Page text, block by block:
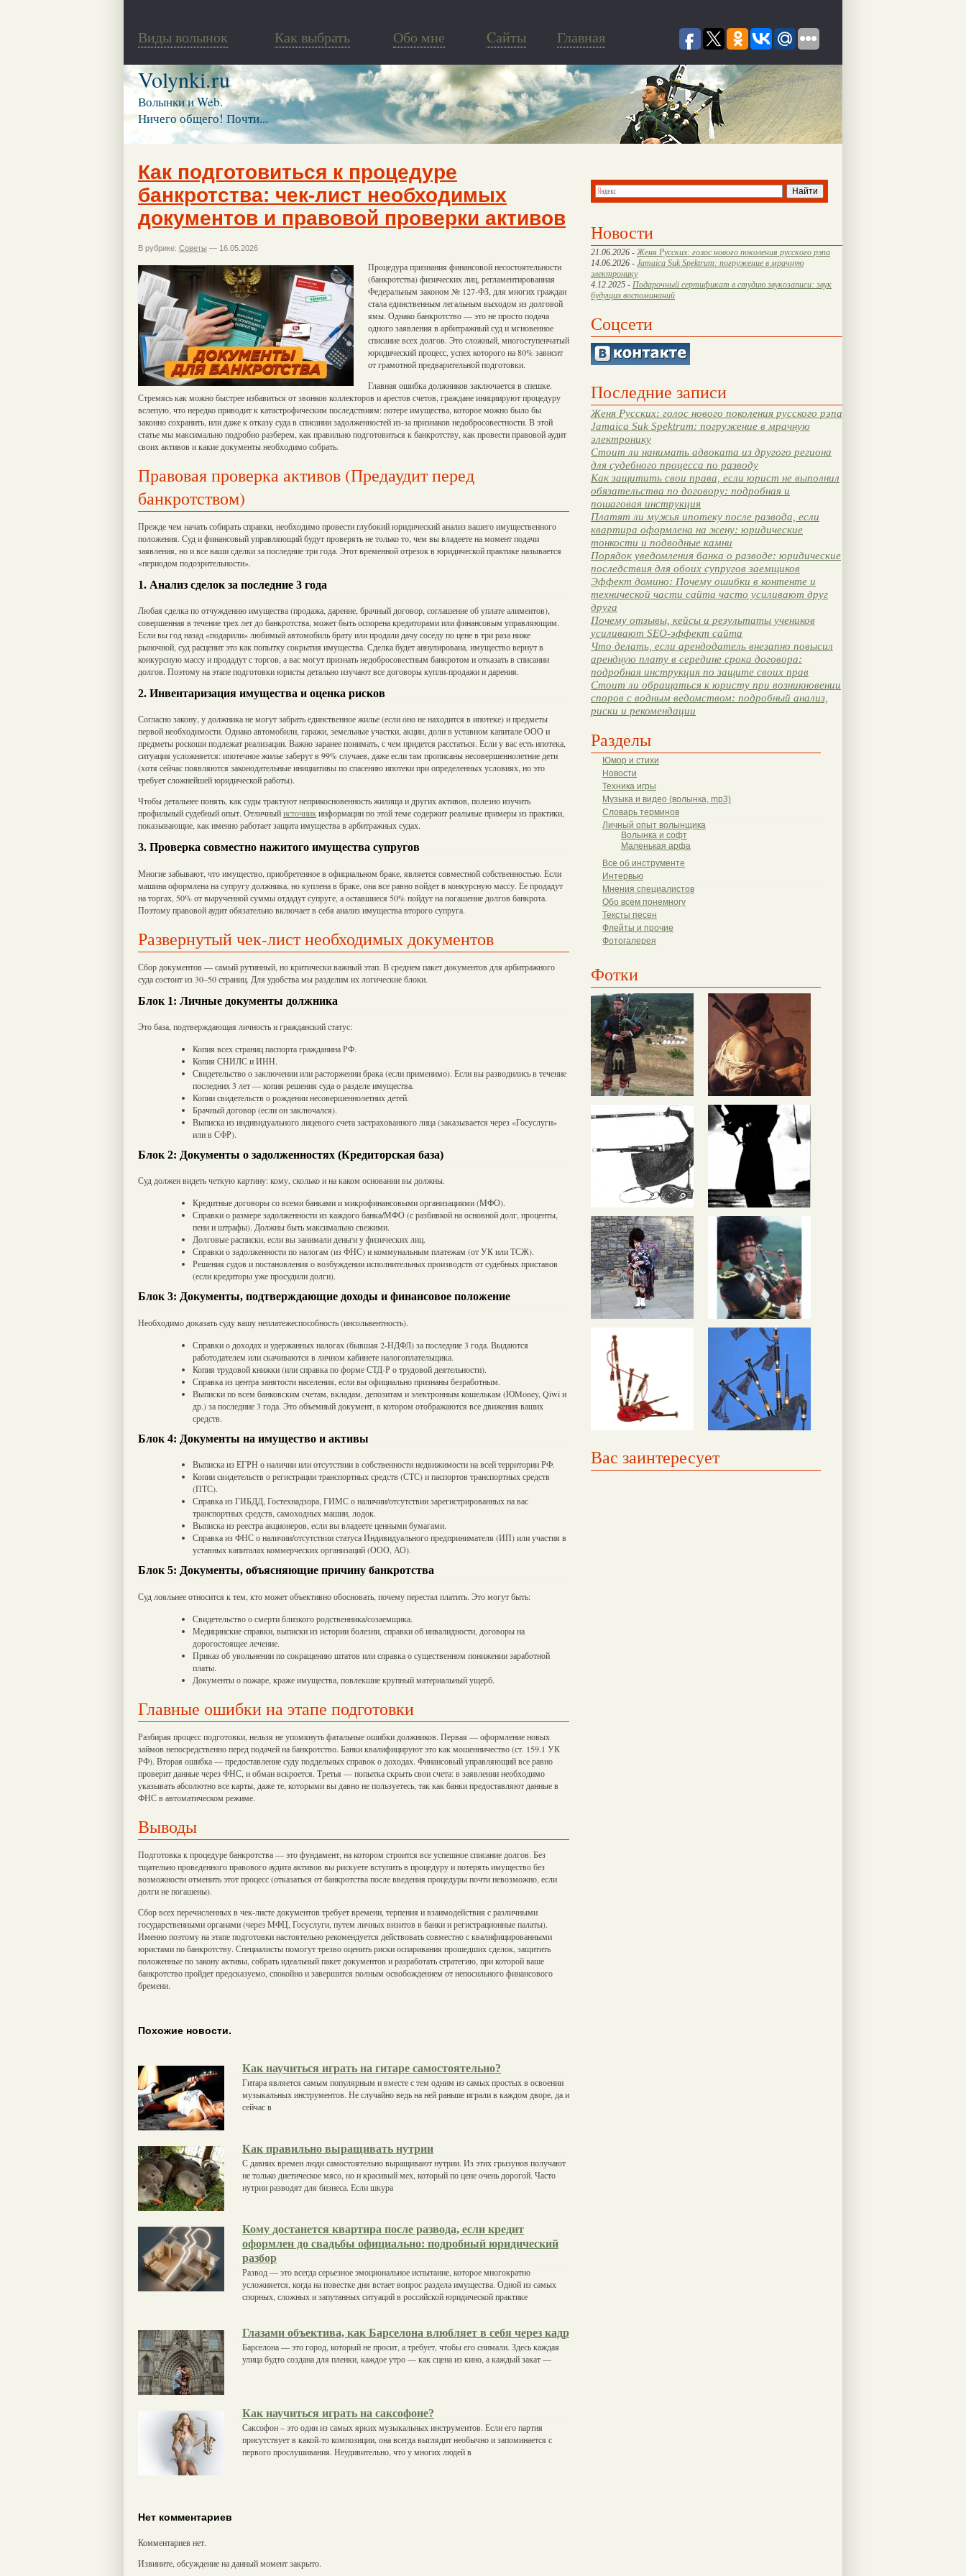
Виды волынок Как выбрать Обо мне Cайты Главная
Volynki.ru
Волынки и Web.
Ничего общего! Почти...
Новости
21.06.2026 - Женя Русских: голос нового поколения русского рэпа
14.06.2026 - Jamaica Suk Spektrum: погружение в мрачную
электронику
4.12.2025 - Подарочный сертификат в студию звукозаписи: звук
будущих воспоминаний
Соцсети
Последние записи
Женя Русских: голос нового поколения русского рэпа
Jamaica Suk Spektrum: погружение в мрачную
электронику
Стоит ли нанимать адвоката из другого региона
для судебного процесса по разводу
Как защитить свои права, если юрист не выполнил
обязательства по договору: подробная и
пошаговая инструкция
Платят ли мужья ипотеку после развода, если
квартира оформлена на жену: юридические
тонкости и подводные камни
Порядок уведомления банка о разводе: юридические
последствия для обоих супругов заемщиков
Эффект домино: Почему ошибки в контенте и
технической части сайта часто усиливают друг
друга
Почему отзывы, кейсы и результаты учеников
усиливают SEO-эффект сайта
Что делать, если арендодатель внезапно повысил
арендную плату в середине срока договора:
подробная инструкция по защите своих прав
Стоит ли обращаться к юристу при возникновении
споров с водным ведомством: подробный анализ,
риски и рекомендации
Разделы
Юмор и стихи
Новости
Техника игры
Музыка и видео (волынка, mp3)
Словарь терминов
Личный опыт волынщика
Волынка и софт
Маленькая арфа
Все об инструменте
Интервью
Мнения специалистов
Обо всем понемногу
Тексты песен
Флейты и прочие
Фотогалерея
Фотки
Вас заинтересует
Как подготовиться к процедуре
банкротства: чек-лист необходимых
документов и правовой проверки активов
В рубрике: Советы — 16.05.2026
Процедура признания финансовой несостоятельности
(банкротства) физических лиц, регламентированная
Федеральным законом № 127-ФЗ, для многих граждан
стала единственным легальным выходом из долговой
ямы. Однако банкротство — это не просто подача
одного заявления в арбитражный суд и мгновенное
списание всех долгов. Это сложный, многоступенчатый
юридический процесс, успех которого на 80% зависит
от грамотной предварительной подготовки.
Главная ошибка должников заключается в спешке.
Стремясь как можно быстрее избавиться от звонков коллекторов и арестов счетов, граждане инициируют процедуру
вслепую, что нередко приводит к катастрофическим последствиям: потере имущества, которое можно было бы
законно сохранить, или даже к отказу суда в списании задолженностей из-за признаков недобросовестности. В этой
статье мы максимально подробно разберем, как правильно подготовиться к банкротству, как провести правовой аудит
своих активов и какие документы необходимо собрать.
Правовая проверка активов (Предаудит перед
банкротством)
Прежде чем начать собирать справки, необходимо провести глубокий юридический анализ вашего имущественного
положения. Суд и финансовый управляющий будут проверять не только то, чем вы владеете на момент подачи
заявления, но и все ваши сделки за последние три года. Этот временной отрезок в юридической практике называется
«периодом подозрительности».
1. Анализ сделок за последние 3 года
Любая сделка по отчуждению имущества (продажа, дарение, брачный договор, соглашение об уплате алиментов),
совершенная в течение трех лет до банкротства, может быть оспорена кредиторами или финансовым управляющим.
Если вы год назад «подарили» любимый автомобиль брату или продали дачу соседу по цене в три раза ниже
рыночной, суд расценит это как попытку сокрытия имущества. Сделка будет аннулирована, имущество вернут в
конкурсную массу и продадут с торгов, а вас могут признать недобросовестным банкротом и отказать в списании
долгов. Поэтому на этапе подготовки юристы детально изучают все договоры купли-продажи и дарения.
2. Инвентаризация имущества и оценка рисков
Согласно закону, у должника не могут забрать единственное жилье (если оно не находится в ипотеке) и предметы
первой необходимости. Однако автомобили, гаражи, земельные участки, акции, доли в уставном капитале ООО и
предметы роскоши подлежат реализации. Важно заранее понимать, с чем придется расстаться. Если у вас есть ипотека,
ситуация усложняется: ипотечное жилье заберут в 99% случаев, даже если там прописаны несовершеннолетние дети
(хотя сейчас появляются законодательные инициативы по спасению ипотеки при определенных условиях, но это
требует сложнейшей юридической работы).
Чтобы детальнее понять, как суды трактуют неприкосновенность жилища и других активов, полезно изучить
профильный судебный опыт. Отличныйисточникинформации по этой теме содержит реальные примеры из практики,
показывающие, как именно работает защита имущества в арбитражных судах.
3. Проверка совместно нажитого имущества супругов
Многие забывают, что имущество, приобретенное в официальном браке, является совместной собственностью. Если
машина оформлена на супругу должника, но куплена в браке, она все равно войдет в конкурсную массу. Ее продадут
на торгах, 50% от вырученной суммы отдадут супруге, а оставшиеся 50% пойдут на погашение долгов банкрота.
Поэтому правовой аудит обязательно включает в себя анализ имущества второго супруга.
Развернутый чек-лист необходимых документов
Сбор документов — самый рутинный, но критически важный этап. В среднем пакет документов для арбитражного
суда состоит из 30–50 страниц. Для удобства мы разделим их логические блоки.
Блок 1: Личные документы должника
Это база, подтверждающая личность и гражданский статус:
Копия всех страниц паспорта гражданина РФ.
Копия СНИЛС и ИНН.
Свидетельство о заключении или расторжении брака (если применимо). Если вы разводились в течение
последних 3 лет — копия решения суда о разделе имущества.
Копии свидетельств о рождении несовершеннолетних детей.
Брачный договор (если он заключался).
Выписка из индивидуального лицевого счета застрахованного лица (заказывается через «Госуслуги»
или в СФР).
Блок 2: Документы о задолженностях (Кредиторская база)
Суд должен видеть четкую картину: кому, сколько и на каком основании вы должны.
Кредитные договоры со всеми банками и микрофинансовыми организациями (МФО).
Справки о размере задолженности из каждого банка/МФО (с разбивкой на основной долг, проценты,
пени и штрафы). Должны быть максимально свежими.
Долговые расписки, если вы занимали деньги у физических лиц.
Справки о задолженности по налогам (из ФНС) и коммунальным платежам (от УК или ТСЖ).
Решения судов и постановления о возбуждении исполнительных производств от судебных приставов
(если кредиторы уже просудили долги).
Блок 3: Документы, подтверждающие доходы и финансовое положение
Необходимо доказать суду вашу неплатежеспособность (инсольвентность).
Справки о доходах и удержанных налогах (бывшая 2-НДФЛ) за последние 3 года. Выдаются
работодателем или скачиваются в личном кабинете налогоплательщика.
Копия трудовой книжки (или справка по форме СТД-Р о трудовой деятельности).
Справка из центра занятости населения, если вы официально признаны безработным.
Выписки по всем банковским счетам, вкладам, депозитам и электронным кошелькам (ЮMoney, Qiwi и
др.) за последние 3 года. Это объемный документ, в котором отображаются все движения ваших
средств.
Блок 4: Документы на имущество и активы
Выписка из ЕГРН о наличии или отсутствии в собственности недвижимости на всей территории РФ.
Копии свидетельств о регистрации транспортных средств (СТС) и паспортов транспортных средств
(ПТС).
Справка из ГИБДД, Гостехнадзора, ГИМС о наличии/отсутствии зарегистрированных на вас
транспортных средств, самоходных машин, лодок.
Выписка из реестра акционеров, если вы владеете ценными бумагами.
Справка из ФНС о наличии/отсутствии статуса Индивидуального предпринимателя (ИП) или участия в
уставных капиталах коммерческих организаций (ООО, АО).
Блок 5: Документы, объясняющие причину банкротства
Суд лояльнее относится к тем, кто может объективно обосновать, почему перестал платить. Это могут быть:
Свидетельство о смерти близкого родственника/созаемщика.
Медицинские справки, выписки из истории болезни, справки об инвалидности, договоры на
дорогостоящее лечение.
Приказ об увольнении по сокращению штатов или справка о существенном понижении заработной
платы.
Документы о пожаре, краже имущества, повлекшие крупный материальный ущерб.
Главные ошибки на этапе подготовки
Разбирая процесс подготовки, нельзя не упомянуть фатальные ошибки должников. Первая — оформление новых
займов непосредственно перед подачей на банкротство. Банки квалифицируют это как мошенничество (ст. 159.1 УК
РФ). Вторая ошибка — предоставление суду поддельных справок о доходах. Финансовый управляющий все равно
проверит данные через ФНС, и обман вскроется. Третья — попытка скрыть свои счета: в заявлении необходимо
указывать абсолютно все карты, даже те, которыми вы давно не пользуетесь, так как банки предоставляют данные в
ФНС в автоматическом режиме.
Выводы
Подготовка к процедуре банкротства — это фундамент, на котором строится все успешное списание долгов. Без
тщательно проведенного правового аудита активов вы рискуете вступить в процедуру и потерять имущество без
возможности отменить этот процесс (отказаться от банкротства после введения процедуры почти невозможно, если
долги не погашены).
Сбор всех перечисленных в чек-листе документов требует времени, терпения и взаимодействия с различными
государственными органами (через МФЦ, Госуслуги, путем личных визитов в банки и регистрационные палаты).
Именно поэтому на этапе подготовки настоятельно рекомендуется действовать совместно с квалифицированными
юристами по банкротству. Специалисты помогут трезво оценить риски оспаривания прошедших сделок, защитить
положенные по закону активы, собрать идеальный пакет документов и разработать стратегию, при которой ваше
банкротство пройдет предсказуемо, спокойно и завершится полным освобождением от непосильного финансового
бремени.
Похожие новости.
Как научиться играть на гитаре самостоятельно?
Гитара является самым популярным и вместе с тем одним из самых простых в освоении
музыкальных инструментов. Не случайно ведь на ней раньше играли в каждом дворе, да и
сейчас в
Как правильно выращивать нутрии
С давних времен люди самостоятельно выращивают нутрии. Из этих грызунов получают
не только диетическое мясо, но и красивый мех, который по цене очень дорогой. Часто
нутрии разводят для бизнеса. Если шкура
Кому достанется квартира после развода, если кредит
оформлен до свадьбы официально: подробный юридический
разбор
Развод — это всегда серьезное эмоциональное испытание, которое многократно
усложняется, когда на повестке дня встает вопрос раздела имущества. Одной из самых
спорных, сложных и запутанных ситуаций в российской юридической практике
Глазами объектива, как Барселона влюбляет в себя через кадр
Барселона — это город, который не просит, а требует, чтобы его снимали. Здесь каждая
улица будто создана для пленки, каждое утро — как сцена из кино, а каждый закат —
Как научиться играть на саксофоне?
Саксофон – это один из самых ярких музыкальных инструментов. Если его партия
присутствует в какой-то композиции, она всегда выглядит необычно и запоминается с
первого прослушивания. Неудивительно, что у многих людей в
Нет комментариев
Комментариев нет.
Извините, обсуждение на данный момент закрыто.